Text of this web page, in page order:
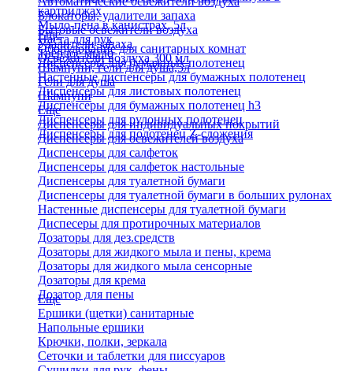
картриджах
Мыло-пена в канистрах, 5л
Паста для рук
Твердое мыло
Шампуни, гели для душа,5л
Гели для душа
Шампуни
Блокаторы, удалители запаха
Бытовые освежители воздуха
Удалители запаха
Освежители воздуха 300 мл
Еще
Оборудование для санитарных комнат
Диспенсеры для бумажных полотенец
Настенные диспенсеры для бумажных полотенец
Диспенсеры для листовых полотенец
Диспенсеры для бумажных полотенец h3
Диспенсеры для рулонных полотенец
Диспенсеры для полотенец Z-сложения
Еще
Диспенсеры для индивидуальных покрытий
Диспенсеры для освежителей воздуха
Диспенсеры для салфеток
Диспенсеры для салфеток настольные
Диспенсеры для туалетной бумаги
Диспенсеры для туалетной бумаги в больших рулонах
Настенные диспенсеры для туалетной бумаги
Диспесеры для протирочных материалов
Дозаторы для дез.средств
Дозаторы для жидкого мыла и пены, крема
Дозаторы для жидкого мыла сенсорные
Дозаторы для крема
Дозатор для пены
Еще
Ершики (щетки) санитарные
Напольные ершики
Крючки, полки, зеркала
Сеточки и таблетки для писсуаров